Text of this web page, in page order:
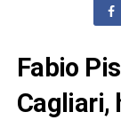
Fabio
Cagliari,